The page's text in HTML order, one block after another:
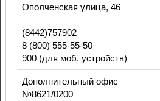
Ополченская улица, 46
(8442)757902
8 (800) 555-55-50
900 (для моб. устройств)
Дополнительный офис
№8621/0200